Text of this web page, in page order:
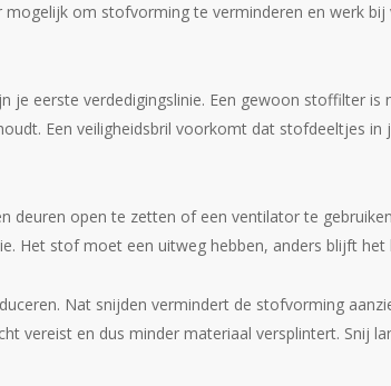
om stofvorming te verminderen en werk
je eerste verdedigingslinie. Een gewoon stoffilter
Een veiligheidsbril voorkomt dat stofdeeltjes in
deuren open te zetten of een ventilator te
Het stof moet een uitweg hebben, anders blijft het
Nat snijden vermindert de stofvorming
vereist en dus minder materiaal versplintert. Snij